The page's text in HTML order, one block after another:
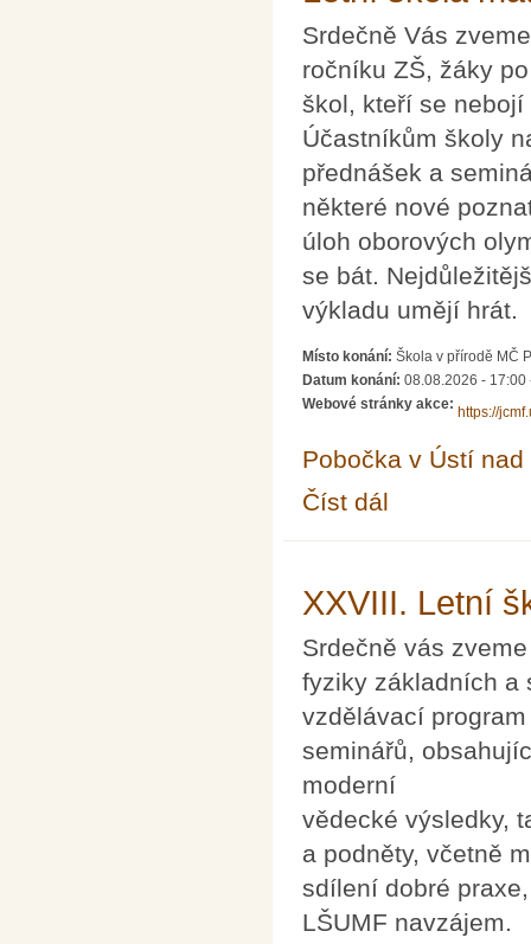
Srdečně Vás
ročníku ZŠ, žáky
škol, kteří se
Účastníkům školy
přednášek a
některé nové
úloh oborových
se bát.
výkladu umějí hrát.
Místo konání: Škola v přírodě MČ
Datum konání: 08.08.2026 - 17:00
Webové stránky akce:
https://
Pobočka v Ústí nad
Číst dál
XXVIII. Letní
Srdečně vás
fyziky základních a
vzdělávací
seminářů,
moderní
vědecké výsledky,
a podněty, včetně
sdílení dobré
LŠUMF navzájem.